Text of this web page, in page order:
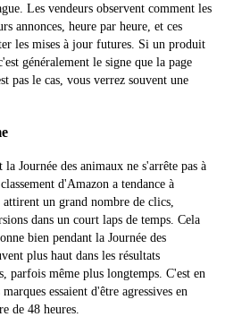
Les vendeurs observent comment les
annonces, heure par heure, et ces
les mises à jour futures. Si un produit
généralement le signe que la page
pas le cas, vous verrez souvent une
Journée des animaux ne s'arrête pas à
d'Amazon a tendance à
un grand nombre de clics,
dans un court laps de temps. Cela
bien pendant la Journée des
plus haut dans les résultats
parfois même plus longtemps. C'est en
essaient d'être agressives en
de 48 heures.